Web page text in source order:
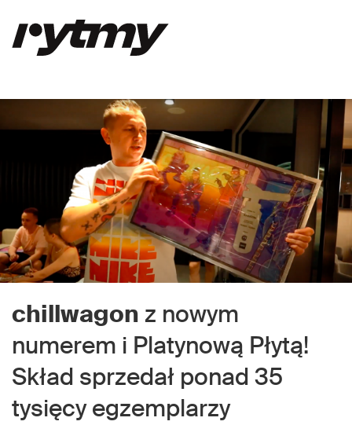
chillwagon z nowym
numerem i Platynową Płytą!
Skład sprzedał ponad 35
tysięcy egzemplarzy